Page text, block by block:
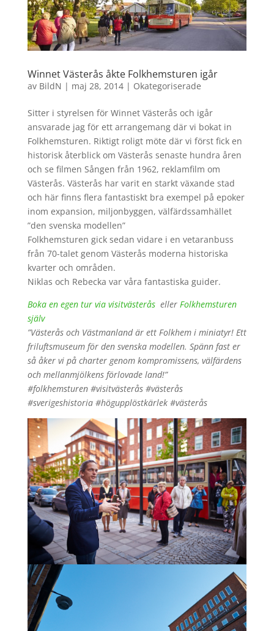
Winnet Västerås åkte Folkhemsturen igår
av BildN | maj 28, 2014| Okategoriserade
Sitter i styrelsen för Winnet Västerås och igår
ansvarade jag för ett arrangemang där vi bokat in
Folkhemsturen. Riktigt roligt möte där vi först fick en
historisk återblick om Västerås senaste hundra åren
och se filmen Sången från 1962, reklamfilm om
Västerås. Västerås har varit en starkt växande stad
och här finns flera fantastiskt bra exempel på epoker
inom expansion, miljonbyggen, välfärdssamhället
”den svenska modellen”
Folkhemsturen gick sedan vidare i en vetaranbuss
från 70-talet genom Västerås moderna historiska
kvarter och områden.
Niklas och Rebecka var våra fantastiska guider.
Boka en egen tur via visitvästeråseller Folkhemsturen
själv
”Västerås och Västmanland är ett Folkhem i miniatyr! Ett
friluftsmuseum för den svenska modellen. Spänn fast er
så åker vi på charter genom kompromissens, välfärdens
och mellanmjölkens förlovade land!”
#folkhemsturen #visitvästerås #västerås
#sverigeshistoria #högupplöstkärlek #västerås